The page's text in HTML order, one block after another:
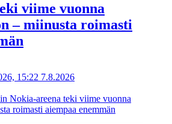
viime vuonna
– miinusta roimasti
15:22 7.8.2026
Nokia-areena teki viime vuonna
roimasti aiempaa enemmän